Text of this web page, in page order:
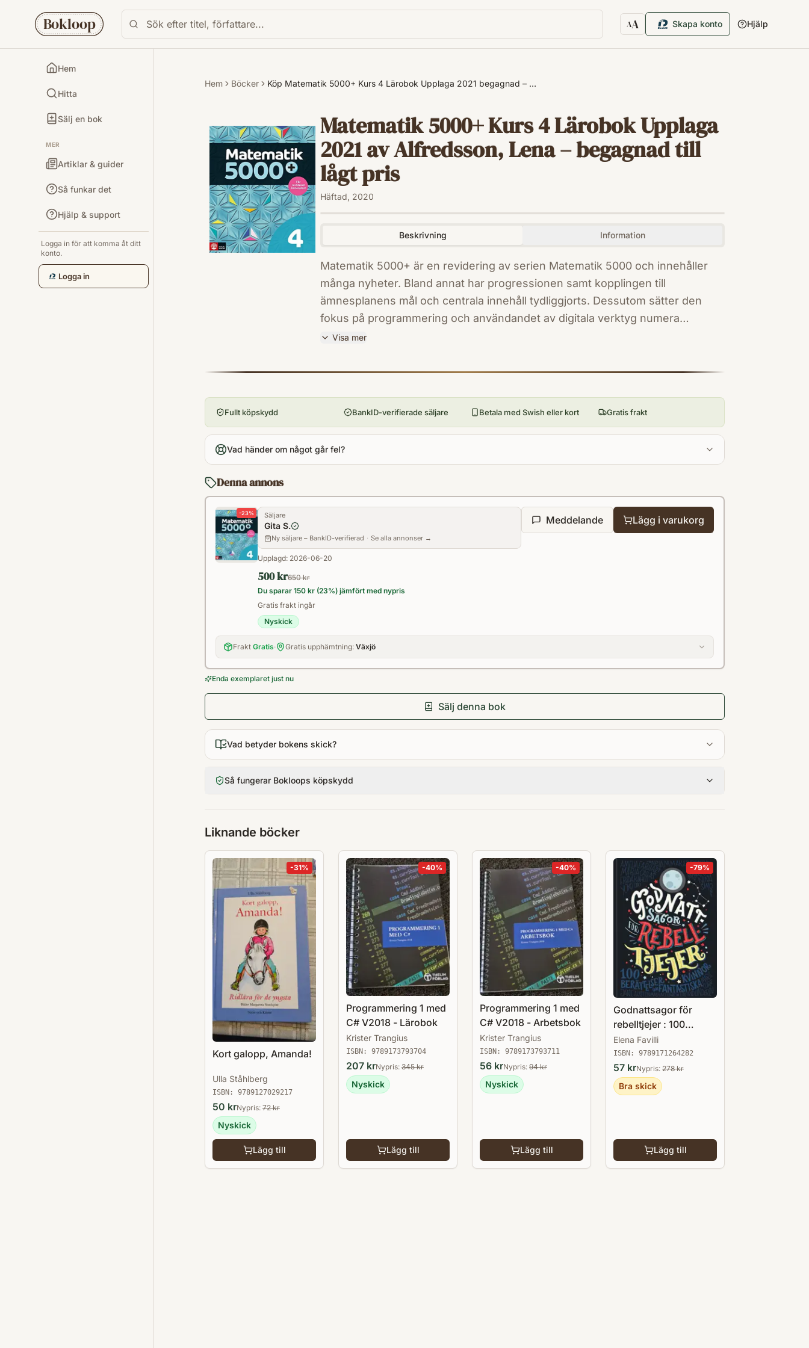
Bokloop AA
Textstorlek
Skapa konto Hjälp
Hem
Hitta
Sälj en bok
MER
Artiklar & guider
Så funkar det
Hjälp & support
Logga in för att komma åt ditt
konto.
Logga in
Hem Böcker Köp Matematik 5000+ Kurs 4 Lärobok Upplaga 2021 begagnad – …
Matematik 5000+ Kurs 4 Lärobok Upplaga
2021 av Alfredsson, Lena – begagnad till
lågt pris
Häftad, 2020
Beskrivning Information
Matematik 5000+ är en revidering av serien Matematik 5000 och innehåller
många nyheter. Bland annat har progressionen samt kopplingen till
ämnesplanens mål och centrala innehåll tydliggjorts. Dessutom sätter den
fokus på programmering och användandet av digitala verktyg numera
obligatoriska inslag i matematikundervisningen.
Visa mer
9789127455771
Utgivningsår
2020
Antal sidor
348
Svenska
YPMF
Format
Fullt köpskydd BankID-verifierade säljare Betala med Swish eller kort Gratis frakt
Vad händer om något går fel?
Denna annons
-23% Säljare
Gita S.
Ny säljare – BankID-verifierad · Se alla annonser →
Upplagd: 2026-06-20
500 kr650 kr
Du sparar 150 kr (23%) jämfört med nypris
Gratis frakt ingår
Nyskick
Meddelande Lägg i varukorg
Frakt Gratis· Gratis upphämtning: Växjö
Enda exemplaret just nu
Sälj denna bok
Vad betyder bokens skick?
Så fungerar Bokloops köpskydd
Liknande böcker
-31%
Kort galopp, Amanda!
Ulla Ståhlberg
ISBN: 9789127029217
50 krNypris: 72kr
Nyskick
Lägg till
-40%
Programmering 1 med
C# V2018 - Lärobok
Krister Trangius
ISBN: 9789173793704
207 krNypris: 345kr
Nyskick
Lägg till
-40%
Programmering 1 med
C# V2018 - Arbetsbok
Krister Trangius
ISBN: 9789173793711
56 krNypris: 94kr
Nyskick
Lägg till
-79%
Godnattsagor för
rebelltjejer : 100
berättelser om
fantastiska kvinnor
Elena Favilli
ISBN: 9789171264282
57 krNypris: 278kr
Bra skick
Lägg till